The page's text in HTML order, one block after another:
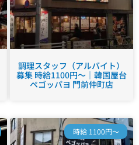
調理スタッフ（アルバイト）
募集 時給1100円～｜韓国屋台
ペゴッパヨ 門前仲町店
時給 1100円～